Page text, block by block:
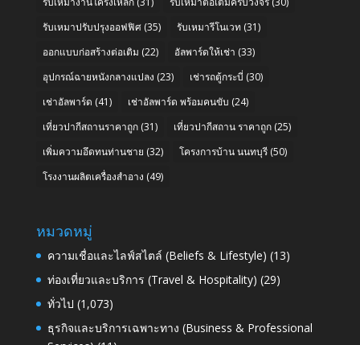
รับเหมาปรับปรุงออฟฟิศ(35) รับเหมารีโนเวท (31)
ออกแบบก่อสร้างต่อเติม (22) อัลพาร์ดให้เช่า (33)
อุปกรณ์ฉายหนังกลางแปลง (23) เช่ารถตู้กระบี่ (30)
เช่าอัลพาร์ด (41) เช่าอัลพาร์ด พร้อมคนขับ (24)
เที่ยวปากีสถานราคาถูก(31) เที่ยวปากีสถาน ราคาถูก(25)
เพิ่มความอึดทนท่านชาย (32) โครงการบ้าน นนทบุรี(50)
โรงงานผลิตเครื่องสำอาง (49)
หมวดหมู่
ความเชื่อและไลฟ์สไตล์ (Beliefs & Lifestyle) (13)
ท่องเที่ยวและบริการ (Travel & Hospitality) (29)
ทั่วไป (1,073)
ธุรกิจและบริการเฉพาะทาง (Business & Professional